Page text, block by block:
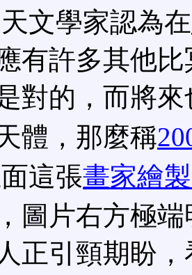
文學家認為在
有許多其他
對的，而將
體，那麼稱
這張畫家繪
圖片右方極
正引頸期盼，